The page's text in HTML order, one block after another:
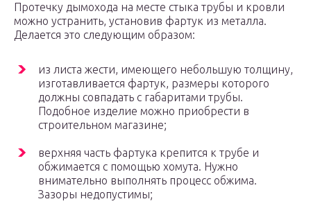
Протечку дымохода на месте стыка трубы и кровли
можно устранить, установив фартук из металла.
Делается это следующим образом:
из листа жести, имеющего небольшую толщину,
изготавливается фартук, размеры которого
должны совпадать с габаритами трубы.
Подобное изделие можно приобрести в
строительном магазине;
верхняя часть фартука крепится к трубе и
обжимается с помощью хомута. Нужно
внимательно выполнять процесс обжима.
Зазоры недопустимы;